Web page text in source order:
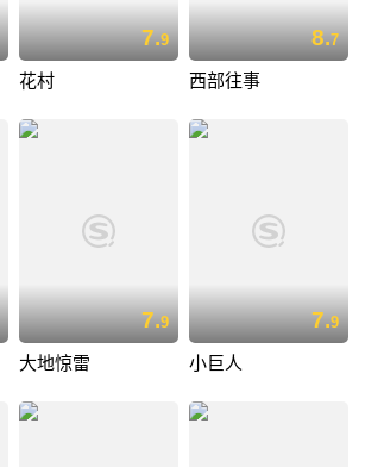
7.9
花村
8.7
西部往事
7.9
大地惊雷
7.9
小巨人